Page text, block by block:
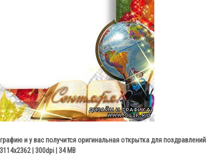
и у вас получится оригинальная открытка для поздравлений
| 300dpi | 34 МB